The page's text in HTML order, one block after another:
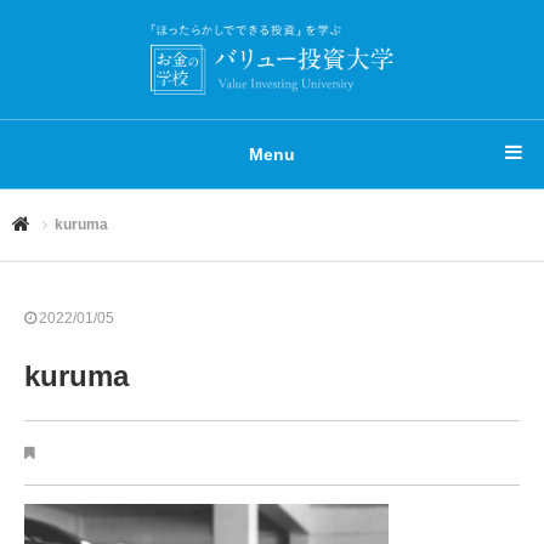
Menu
kuruma
2022/01/05
kuruma